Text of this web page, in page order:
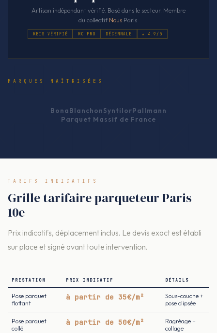
Artisan indépendant vérifié. Basé dans le secteur. Membre
du collectifNous .Paris.
KBIS VÉRIFIÉ RC PRO DÉCENNALE ★ 4.9/5
MARQUES MAÎTRISÉES
BonaBlanchonSyntilorPallmann
Parquet Massif de France
TARIFS INDICATIFS
Grille tarifaire parqueteur Paris
10e
Prix indicatifs, déplacement inclus. Le devis exact est établi
sur place et signé avant toute intervention.
PRESTATION PRIX INDICATIF DÉTAILS
Pose parquet
flottant
à partir de 35€/m²
Sous-couche +
pose clipsée
Pose parquet
collé
à partir de 50€/m²
Ragréage +
collage